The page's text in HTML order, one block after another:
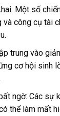
Một số
công cụ tài
trung vào
cơ hội sinh
ngờ: Các sự
thể làm mất